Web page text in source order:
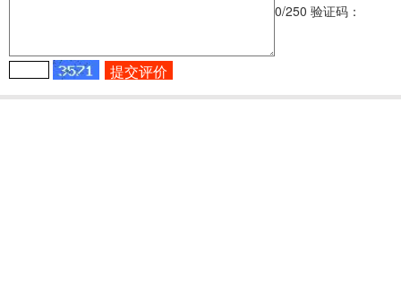
0/250 验证码：